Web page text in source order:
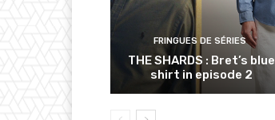
FRINGUES DE SÉRIES
THE SHARDS : Bret’s blue
shirt in episode 2